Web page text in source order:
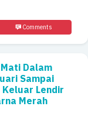
Comments
Dalam
Sampai
Lendir
Merah